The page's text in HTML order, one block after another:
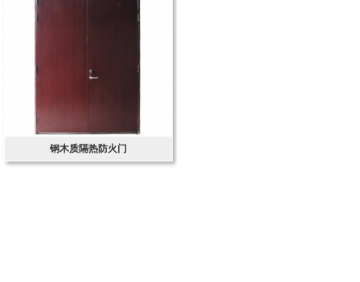
钢木质隔热防火门